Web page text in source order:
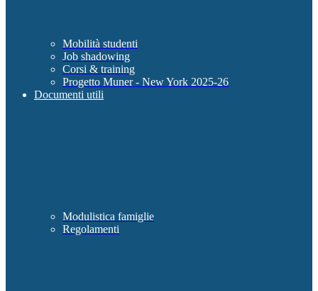
Mobilità studenti
Job shadowing
Corsi & training
Progetto Muner - New York 2025-26
Documenti utili
Modulistica famiglie
Regolamenti